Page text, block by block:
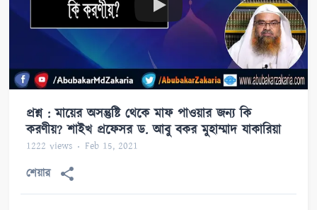
প্রশ্ন : মায়ের অসন্তুষ্টি থেকে মাফ পাওয়ার জন্য কি
করণীয়? শাইখ প্রফেসর ড. আবু বকর মুহাম্মাদ যাকারিয়া
1222 views Feb 15, 2021
শেয়ার